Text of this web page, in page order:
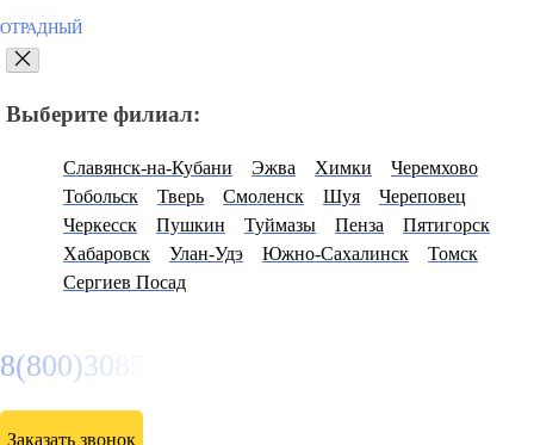
ОТРАДНЫЙ
Выберите филиал:
Славянск-на-Кубани Эжва Химки
Черемхово
Тобольск
Тверь Смоленск Шуя
Череповец
Черкесск
Пушкин Туймазы Пенза
Пятигорск
Хабаровск
Улан-Удэ Южно-Сахалинск
Томск
Сергиев Посад
8(800)3085303
Заказать звонок